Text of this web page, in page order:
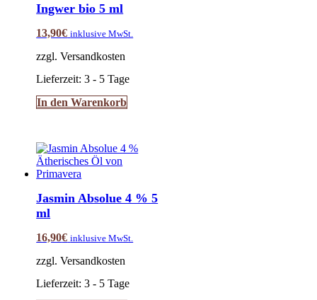
Ingwer bio 5 ml
13,90€ inklusive MwSt.
zzgl. Versandkosten
Lieferzeit:3 - 5 Tage
In den Warenkorb
Jasmin Absolue 4 % 5
ml
16,90€ inklusive MwSt.
zzgl. Versandkosten
Lieferzeit:3 - 5 Tage